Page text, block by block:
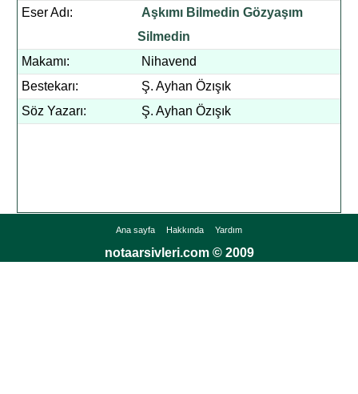
Eser Adı:
Aşkımı Bilmedin Gözyaşım
Silmedin
Makamı:
Nihavend
Bestekarı:
Ş. Ayhan Özışık
Söz Yazarı:
Ş. Ayhan Özışık
Ana sayfa Hakkında Yardım
notaarsivleri.com © 2009